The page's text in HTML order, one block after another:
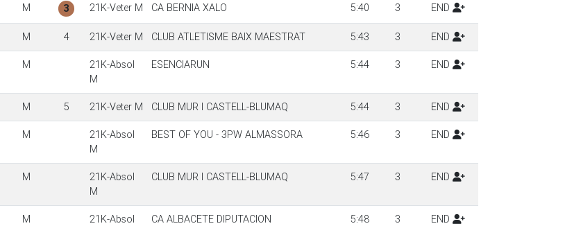
M 3 21K-Veter M CA BERNIA XALO 5:40 3 END
M 4 21K-Veter M CLUB ATLETISME BAIX MAESTRAT 5:43 3 END
M
21K-Absol
M
ESENCIARUN 5:44 3 END
M 5 21K-Veter M CLUB MUR I CASTELL-BLUMAQ 5:44 3 END
M
21K-Absol
M
BEST OF YOU - 3PW ALMASSORA 5:46 3 END
M
21K-Absol
M
CLUB MUR I CASTELL-BLUMAQ 5:47 3 END
M
21K-Absol
CA ALBACETE DIPUTACION 5:48 3 END